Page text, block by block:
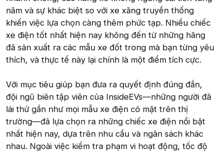
năm và sự khác biệt so với xe xăng truyền thống
khiến việc lựa chọn càng thêm phức tạp. Nhiều chiếc
xe điện tốt nhất hiện nay không đến từ những hãng
đã sản xuất ra các mẫu xe đốt trong mà bạn từng yêu
thích, và thực tế này lại chính là một điểm tích cực.
Với mục tiêu giúp bạn đưa ra quyết định đúng đắn,
đội ngũ biên tập viên của InsideEVs—những người đã
lái thử gần như mọi mẫu xe điện có mặt trên thị
trường—đã lựa chọn ra những chiếc xe điện nổi bật
nhất hiện nay, dựa trên nhu cầu và ngân sách khác
nhau. Ngoài việc kiểm tra phạm vi hoạt động, tốc độ